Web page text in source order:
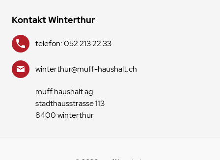
Kontakt Winterthur
telefon: 052 213 22 33
winterthur@muff-haushalt.ch
muff haushalt ag
stadthausstrasse 113
8400 winterthur